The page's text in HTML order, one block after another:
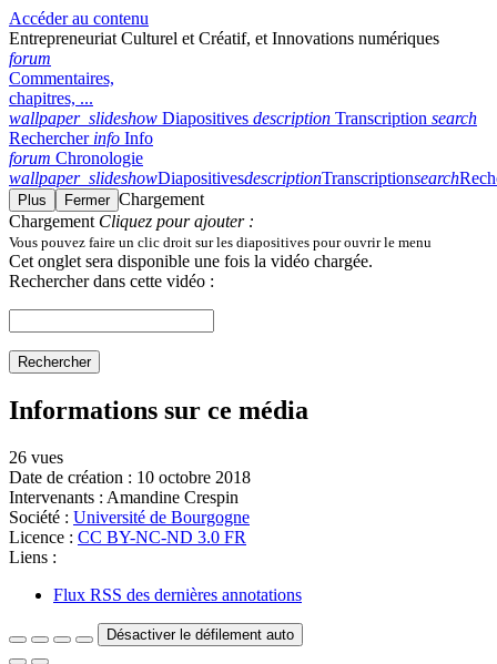
Accéder au contenu
Entrepreneuriat Culturel et Créatif, et Innovations numériques
forum
Commentaires,
chapitres, ...
wallpaper_slideshow Diapositives description Transcription search
Rechercher info Info
forum Chronologie
wallpaper_slideshowDiapositivesdescriptionTranscriptionsearch
Plus Fermer Chargement
Chargement Cliquez pour ajouter :
Vous pouvez faire un clic droit sur les diapositives pour ouvrir le menu
Cet onglet sera disponible une fois la vidéo chargée.
Rechercher dans cette vidéo :
Rechercher
Informations sur ce média
26 vues
Date de création : 10 octobre 2018
Intervenants : Amandine Crespin
Société : Université de Bourgogne
Licence : CC BY-NC-ND 3.0 FR
Liens :
Flux RSS des dernières annotations
Désactiver le défilement auto